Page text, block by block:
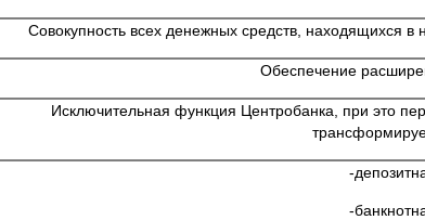
Совокупность всех денежных средств, находящихся
Обеспечение
Исключительная функция Центробанка, при это
-
-